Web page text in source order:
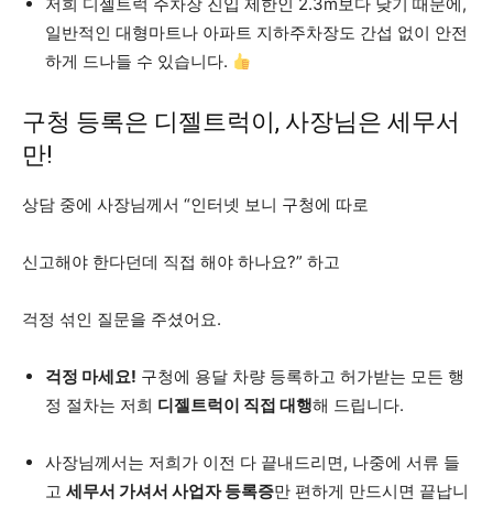
저희 디젤트럭 주차장 진입 제한인 2.3m보다 낮기 때문에,
일반적인 대형마트나 아파트 지하주차장도 간섭 없이 안전
하게 드나들 수 있습니다.
구청 등록은 디젤트럭이, 사장님은 세무서
만!
상담 중에 사장님께서 “인터넷 보니 구청에 따로
신고해야 한다던데 직접 해야 하나요?” 하고
걱정 섞인 질문을 주셨어요.
걱정 마세요! 구청에 용달 차량 등록하고 허가받는 모든 행
정 절차는 저희 디젤트럭이 직접 대행해 드립니다.
사장님께서는 저희가 이전 다 끝내드리면, 나중에 서류 들
고 세무서 가셔서 사업자 등록증만 편하게 만드시면 끝납니